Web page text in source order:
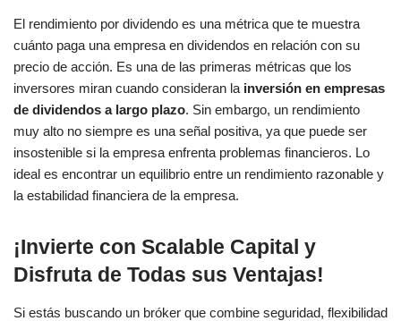
El rendimiento por dividendo es una métrica que te muestra
cuánto paga una empresa en dividendos en relación con su
precio de acción. Es una de las primeras métricas que los
inversores miran cuando consideran la inversión en empresas
de dividendos a largo plazo. Sin embargo, un rendimiento
muy alto no siempre es una señal positiva, ya que puede ser
insostenible si la empresa enfrenta problemas financieros. Lo
ideal es encontrar un equilibrio entre un rendimiento razonable y
la estabilidad financiera de la empresa.
¡Invierte con Scalable Capital y
Disfruta de Todas sus Ventajas!
Si estás buscando un bróker que combine seguridad, flexibilidad